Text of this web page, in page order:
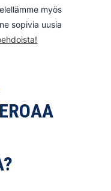
myös
sopivia uusia